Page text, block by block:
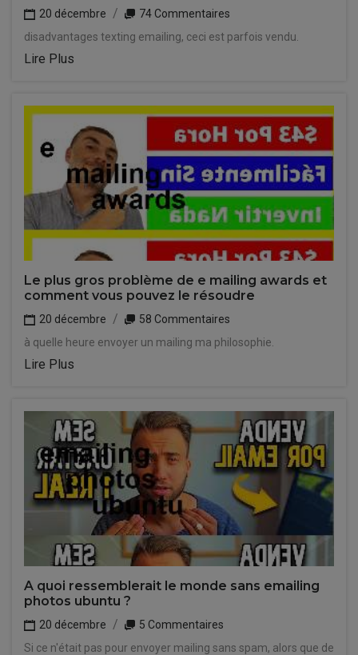
20 décembre
74 Commentaires
disadvantages texting emailing, ceci est parfois vendu.
Lire Plus
Le plus gros problème de e mailing awards et
comment vous pouvez le résoudre
20 décembre
58 Commentaires
à quelle heure envoyer un mailing ma philosophie.
Lire Plus
A quoi ressemblerait le monde sans emailing
photos ubuntu ?
20 décembre
5 Commentaires
Si ce n'était pas pour envoyer mailing sans spam, alors que de